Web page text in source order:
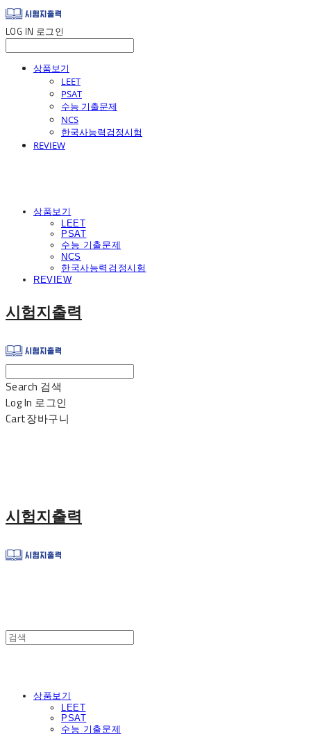
LOG IN 로그인
상품보기
LEET
PSAT
수능 기출문제
NCS
한국사능력검정시험
REVIEW
상품보기
LEET
PSAT
수능 기출문제
NCS
한국사능력검정시험
REVIEW
시험지출력
Search 검색
Log In 로그인
Cart장바구니
시험지출력
상품보기
LEET
PSAT
수능 기출문제